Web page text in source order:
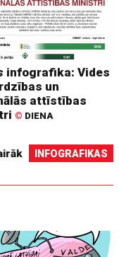
infografika: Vides
un
attīstības
© DIENA
INFOGRAFIKAS